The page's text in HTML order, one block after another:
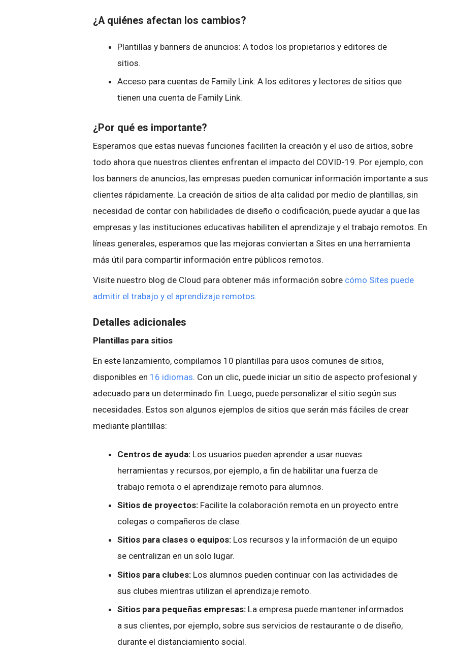
¿A quiénes afectan los cambios?
Plantillas y banners de anuncios: A todos los propietarios y editores de
sitios.
Acceso para cuentas de Family Link: A los editores y lectores de sitios que
tienen una cuenta de Family Link.
¿Por qué es importante?
Esperamos que estas nuevas funciones faciliten la creación y el uso de sitios, sobre
todo ahora que nuestros clientes enfrentan el impacto del COVID-19. Por ejemplo, con
los banners de anuncios, las empresas pueden comunicar información importante a sus
clientes rápidamente. La creación de sitios de alta calidad por medio de plantillas, sin
necesidad de contar con habilidades de diseño o codificación, puede ayudar a que las
empresas y las instituciones educativas habiliten el aprendizaje y el trabajo remotos. En
líneas generales, esperamos que las mejoras conviertan a Sites en una herramienta
más útil para compartir información entre públicos remotos.
Visite nuestro blog de Cloud para obtener más información sobre cómo Sites puede
admitir el trabajo y el aprendizaje remotos.
Detalles adicionales
Plantillas para sitios
En este lanzamiento, compilamos 10 plantillas para usos comunes de sitios,
disponibles en 16 idiomas. Con un clic, puede iniciar un sitio de aspecto profesional y
adecuado para un determinado fin. Luego, puede personalizar el sitio según sus
necesidades. Estos son algunos ejemplos de sitios que serán más fáciles de crear
mediante plantillas:
Centros de ayuda: Los usuarios pueden aprender a usar nuevas
herramientas y recursos, por ejemplo, a fin de habilitar una fuerza de
trabajo remota o el aprendizaje remoto para alumnos.
Sitios de proyectos: Facilite la colaboración remota en un proyecto entre
colegas o compañeros de clase.
Sitios para clases o equipos: Los recursos y la información de un equipo
se centralizan en un solo lugar.
Sitios para clubes: Los alumnos pueden continuar con las actividades de
sus clubes mientras utilizan el aprendizaje remoto.
Sitios para pequeñas empresas: La empresa puede mantener informados
a sus clientes, por ejemplo, sobre sus servicios de restaurante o de diseño,
durante el distanciamiento social.